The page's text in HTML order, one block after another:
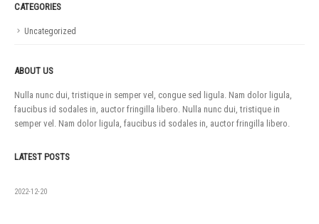
CATEGORIES
Uncategorized
ABOUT US
Nulla nunc dui, tristique in semper vel, congue sed ligula. Nam dolor ligula,
faucibus id sodales in, auctor fringilla libero. Nulla nunc dui, tristique in
semper vel. Nam dolor ligula, faucibus id sodales in, auctor fringilla libero.
LATEST POSTS
2022-12-20